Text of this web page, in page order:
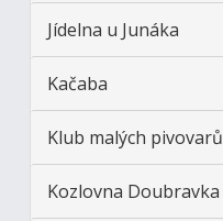
Jídelna u Junáka
Kačaba
Klub malých pivovarů
Kozlovna Doubravka